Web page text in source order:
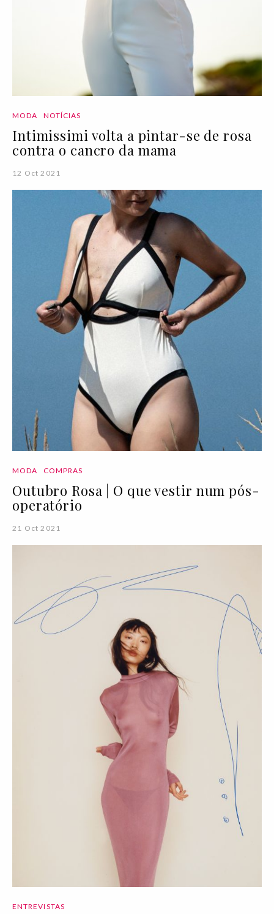
MODA NOTÍCIAS
Intimissimi volta a pintar-se de rosa
contra o cancro da mama
12 Oct 2021
MODA COMPRAS
Outubro Rosa | O que vestir num pós-
operatório
21 Oct 2021
ENTREVISTAS